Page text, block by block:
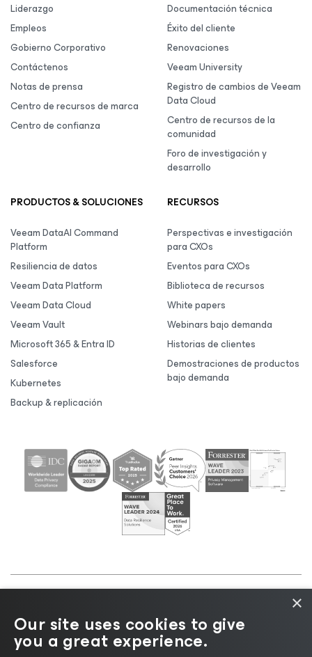
Liderazgo
Empleos
Gobierno Corporativo
Contáctenos
Notas de prensa
Centro de recursos de marca
Centro de confianza
Documentación técnica
Éxito del cliente
Renovaciones
Veeam University
Registro de cambios de Veeam
Data Cloud
Centro de recursos de la
comunidad
Foro de investigación y
desarrollo
PRODUCTOS & SOLUCIONES
Veeam DataAI Command
Platform
Resiliencia de datos
Veeam Data Platform
Veeam Data Cloud
Veeam Vault
Microsoft 365 & Entra ID
Salesforce
Kubernetes
Backup & replicación
RECURSOS
Perspectivas e investigación
para CXOs
Eventos para CXOs
Biblioteca de recursos
White papers
Webinars bajo demanda
Historias de clientes
Demostraciones de productos
bajo demanda
Aviso de cookies|Legal|Política de licencias
Recursos para proveedores
×
Our site uses cookies to give
you a great experience.